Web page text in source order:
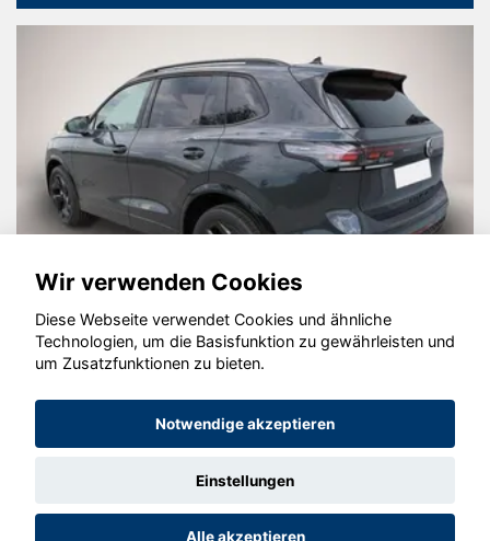
Volkswagen Tiguan
© konjunkturmotor.de GmbH 2020 - 2026
Wir verwenden Cookies
Diese Webseite verwendet Cookies und ähnliche
Technologien, um die Basisfunktion zu gewährleisten und
um Zusatzfunktionen zu bieten.
Notwendige akzeptieren
Einstellungen
Alle akzeptieren